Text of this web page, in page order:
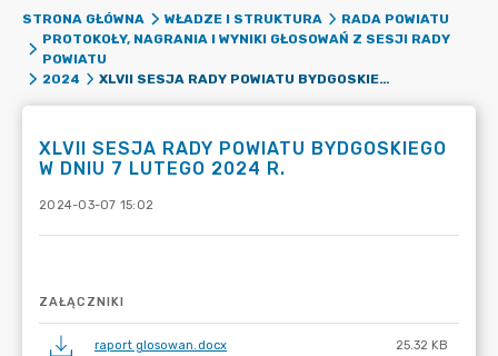
STRONA GŁÓWNA WŁADZE I STRUKTURA
RADA POWIATU
PROTOKOŁY, NAGRANIA I WYNIKI GŁOSOWAŃ Z SESJI RADY
POWIATU
2024
XLVII SESJA RADY POWIATU BYDGOSKIEGO W DNIU 7 LUTEGO 2024 R.
XLVII SESJA RADY POWIATU BYDGOSKIEGO
W DNIU 7 LUTEGO 2024 R.
2024-03-07 15:02
ZAŁĄCZNIKI
raport glosowan.docx 25.32 KB